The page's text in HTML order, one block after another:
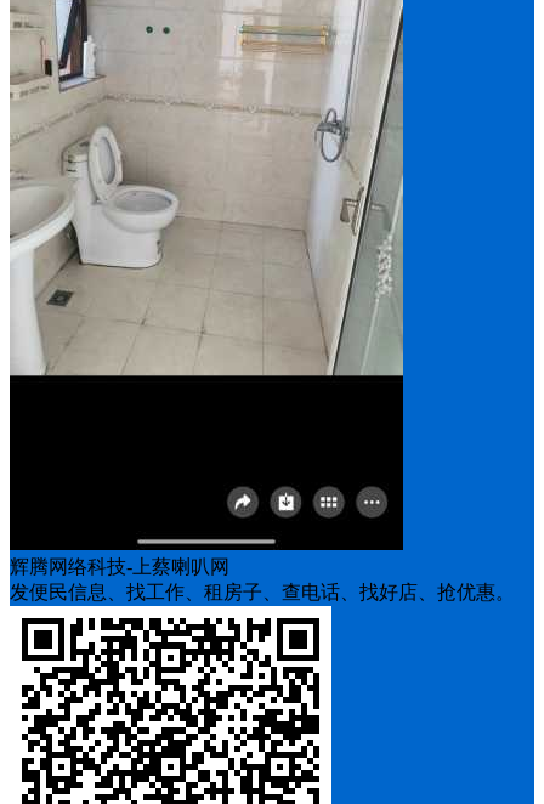
辉腾网络科技-上蔡喇叭网
发便民信息、找工作、租房子、查电话、找好店、抢优惠。